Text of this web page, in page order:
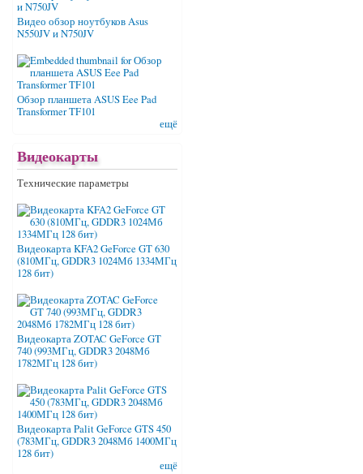
Видео обзор ноутбуков Asus
N550JV и N750JV
Обзор планшета ASUS Eee Pad
Transformer TF101
ещё
Видеокарты
Технические параметры
Видеокарта KFA2 GeForce GT 630
(810МГц, GDDR3 1024Мб 1334МГц
128 бит)
Видеокарта ZOTAC GeForce GT
740 (993МГц, GDDR3 2048Мб
1782МГц 128 бит)
Видеокарта Palit GeForce GTS 450
(783МГц, GDDR3 2048Мб 1400МГц
128 бит)
ещё